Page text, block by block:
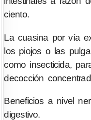
ciento.
La cuasina por vía
los piojos o las
como insecticida,
decocción
Beneficios a nivel
digestivo.